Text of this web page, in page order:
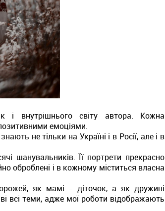
і внутрішнього світу автора. Кожна
емоціями.
не тільки на Україні і в Росії, але і в
шанувальників.Її портрети прекрасно
оброблені і в кожному міститься власна
як мамі - діточок, а як дружині
всі теми, адже мої роботи відображають